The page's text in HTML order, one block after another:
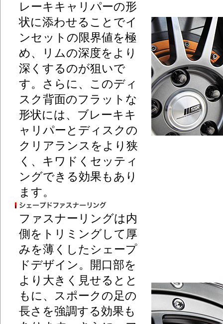
レーキキャリパーの形
状に添わせることでイ
ンセットの限界値を極
め、リムの深度をより
深くするのが狙いで
す。さらに、このディ
スク背面のフラットな
形状には、ブレーキキ
ャリパーとディスクの
クリアランスをより狭
く、キワドくセッティ
ングできる効果もあり
ます。
ファスナーリングは内
側をトリミングして厚
みを薄くしたシェープ
ドデザイン。開口部を
より大きく見せるとと
もに、スポークの足の
長さを強調する効果も